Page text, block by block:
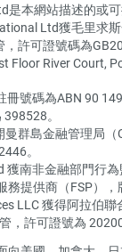
是本網站描述的或
Ltd獲毛里求
，許可證號碼為
Floor River Court,
冊號碼為ABN 90
。
群島金融管理局（
。
南非金融部門行
提供商（FSP），
LLC 獲得阿拉伯
，許可證號為